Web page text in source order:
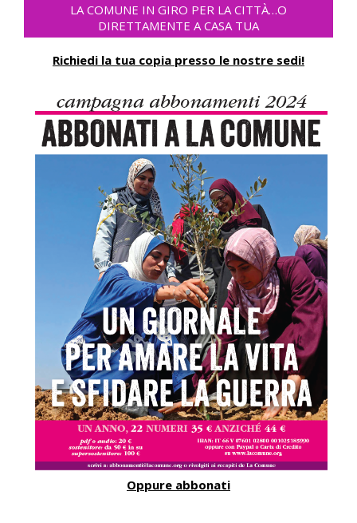
LA COMUNE IN GIRO PER LA CITTÀ…O
DIRETTAMENTE A CASA TUA
Richiedi la tua copia presso le nostre sedi!
Oppure abbonati